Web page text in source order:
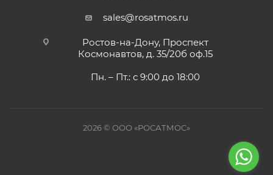
sales@rosatmos.ru
Ростов-на-Дону, Проспект
Космонавтов, д. 35/20б оф.15
Пн. – Пт.: с 9:00 до 18:00
2026 © ООО «РОСАТМОС»